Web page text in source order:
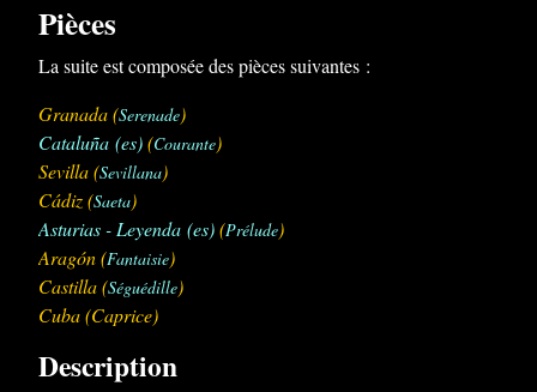
Pièces
La suite est composée des pièces suivantes :
Granada(Serenade)
Cataluña (es)(Courante)
Sevilla(Sevillana)
Cádiz(Saeta)
Asturias - Leyenda (es)(Prélude)
Aragón(Fantaisie)
Castilla(Séguédille)
Cuba(Caprice)
Description